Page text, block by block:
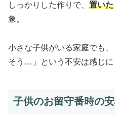
しっかりした作りで、 置い
象。
小さな子供がいる家庭でも
そう…」という不安は感じに
子供のお留守番時の